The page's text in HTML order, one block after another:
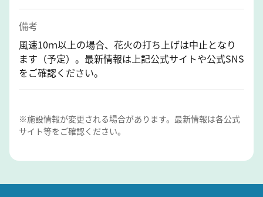
備考
風速10ｍ以上の場合、花火の打ち上げは中止となり
ます（予定）。最新情報は上記公式サイトや公式SNS
をご確認ください。
※施設情報が変更される場合があります。最新情報は各公式
サイト等をご確認ください。